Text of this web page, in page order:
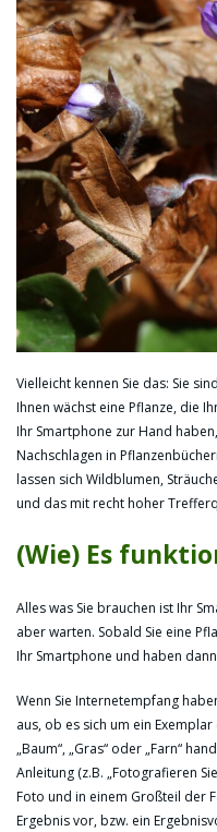
Vielleicht kennen Sie das: Sie
Ihnen wächst eine Pflanze, die
Ihr Smartphone zur Hand
Nachschlagen in
lassen sich Wildblumen,
und das mit recht hoher
(Wie) Es
Alles was Sie brauchen ist Ihr
aber warten. Sobald Sie eine
Ihr Smartphone und haben
Wenn Sie Internetempfang
aus, ob es sich um ein
„Baum“, „Gras“ oder „Farn“
Anleitung (z.B. „Fotografieren
Foto und in einem Großteil der
Ergebnis vor, bzw. ein